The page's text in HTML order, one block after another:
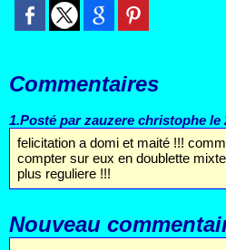
Commentaires
1.Posté parzauzere christophe le
felicitation a domi et maité !!!
compter sur eux en doublette
plus reguliere !!!
Nouveau